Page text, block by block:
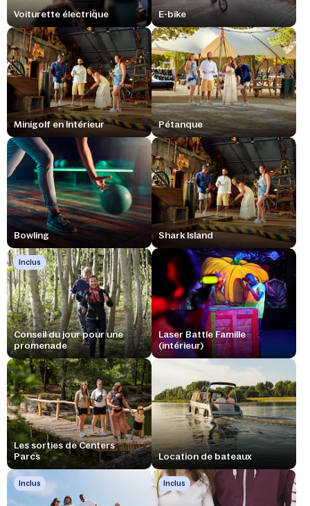
Voiturette électrique E-bike
Minigolf en Intérieur Pétanque
Bowling Shark Island
Inclus
Conseil du jour pour une
promenade
Laser Battle Famille
(intérieur)
Les sorties de Centers
Parcs
Location de bateaux
Inclus Inclus